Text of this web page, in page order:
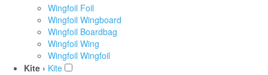
Wingfoil Foil
Wingfoil Wingboard
Wingfoil Boardbag
Wingfoil Wing
Wingfoil Wingfoil
Kite › Kite